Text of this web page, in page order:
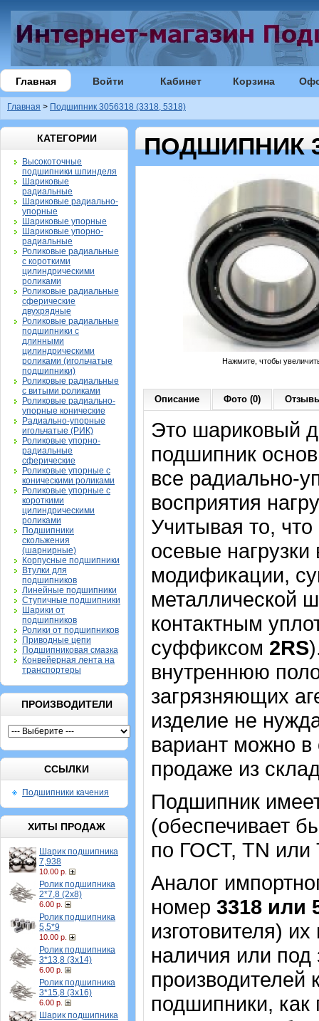
Главная Войти Кабинет Корзина
Главная > Подшипник 3056318 (3318, 5318)
КАТЕГОРИИ
Высокоточные
подшипники шпинделя
Шариковые
радиальные
Шариковые радиально-
упорные
Шариковые упорные
Шариковые упорно-
радиальные
Роликовые радиальные
с короткими
цилиндрическими
роликами
Роликовые радиальные
сферические
двухрядные
Роликовые радиальные
подшипники с
длинными
цилиндрическими
роликами (игольчатые
подшипники)
Роликовые радиальные
с витыми роликами
Роликовые радиально-
упорные конические
Радиально-упорные
игольчатые (РИК)
Роликовые упорно-
радиальные
сферические
Роликовые упорные с
коническими роликами
Роликовые упорные с
короткими
цилиндрическими
роликами
Подшипники
скольжения
(шарнирные)
Корпусные подшипники
Втулки для
подшипников
Линейные подшипники
Ступичные подшипники
Шарики от
подшипников
Ролики от подшипников
Приводные цепи
Подшипниковая смазка
Конвейерная лента на
транспортеры
ПРОИЗВОДИТЕЛИ
ССЫЛКИ
Подшипники качения
ХИТЫ ПРОДАЖ
Шарик подшипника
7,938
10.00 р.
Ролик подшипника
2*7,8 (2х8)
6.00 р.
Ролик подшипника
5,5*9
10.00 р.
Ролик подшипника
3*13,8 (3х14)
6.00 р.
Ролик подшипника
3*15,8 (3х16)
6.00 р.
Шарик подшипника
ПОДШИПНИК
Нажмите, чтобы
Описание Фото (0)
Это шариковый
подшипник
все радиально-
восприятия
Учитывая то,
осевые
модификации,
металлической
контактным
суффиксом 2RS
внутреннюю
загрязняющих
изделие не
вариант можно в
продаже из
Подшипник
(обеспечивает
по ГОСТ, TN или
Аналог
номер 3318 или
изготовителя)
наличия или под
производителей
подшипники,